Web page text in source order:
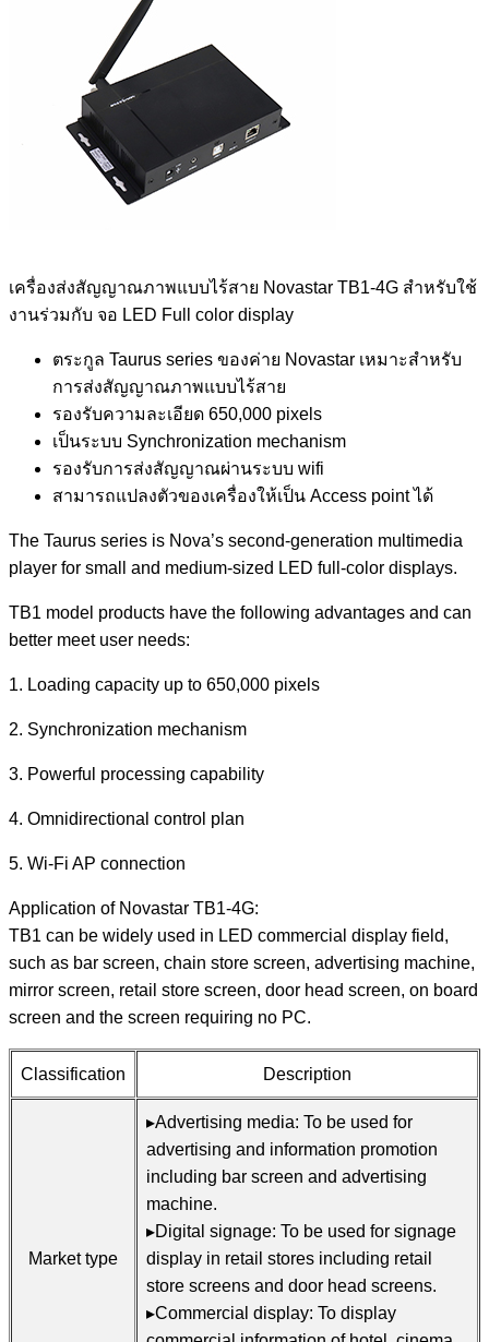
เครื่องส่งสัญญาณภาพแบบไร้สาย Novastar TB1-4G สำหรับใช้
งานร่วมกับ จอ LED Full color display
ตระกูล Taurus series ของค่าย Novastar เหมาะสำหรับ
การส่งสัญญาณภาพแบบไร้สาย
รองรับความละเอียด 650,000 pixels
เป็นระบบ Synchronization mechanism
รองรับการส่งสัญญาณผ่านระบบ wifi
สามารถแปลงตัวของเครื่องให้เป็น Access point ได้
The Taurus series is Nova’s second-generation multimedia
player for small and medium-sized LED full-color displays.
TB1 model products have the following advantages and can
better meet user needs:
1. Loading capacity up to 650,000 pixels
2. Synchronization mechanism
3. Powerful processing capability
4. Omnidirectional control plan
5. Wi-Fi AP connection
Application of Novastar TB1-4G:
TB1 can be widely used in LED commercial display field,
such as bar screen, chain store screen, advertising machine,
mirror screen, retail store screen, door head screen, on board
screen and the screen requiring no PC.
Classification Description
Market type
▸Advertising media: To be used for
advertising and information promotion
including bar screen and advertising
machine.
▸Digital signage: To be used for signage
display in retail stores including retail
store screens and door head screens.
▸Commercial display: To display